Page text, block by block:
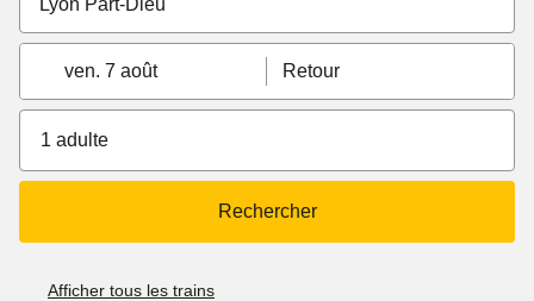
ven. 7 août Retour
1 adulte
Rechercher
Afficher tous les trains